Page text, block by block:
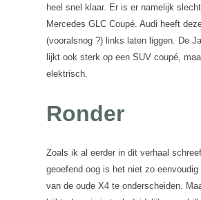
heel snel klaar. Er is er namelijk
Mercedes GLC Coupé. Audi heeft
(vooralsnog ?) links laten liggen. De
lijkt ook sterk op een SUV coupé,
elektrisch.
Ronder
Zoals ik al eerder in dit verhaal
geoefend oog is het niet zo eenvoudig
van de oude X4 te onderscheiden.